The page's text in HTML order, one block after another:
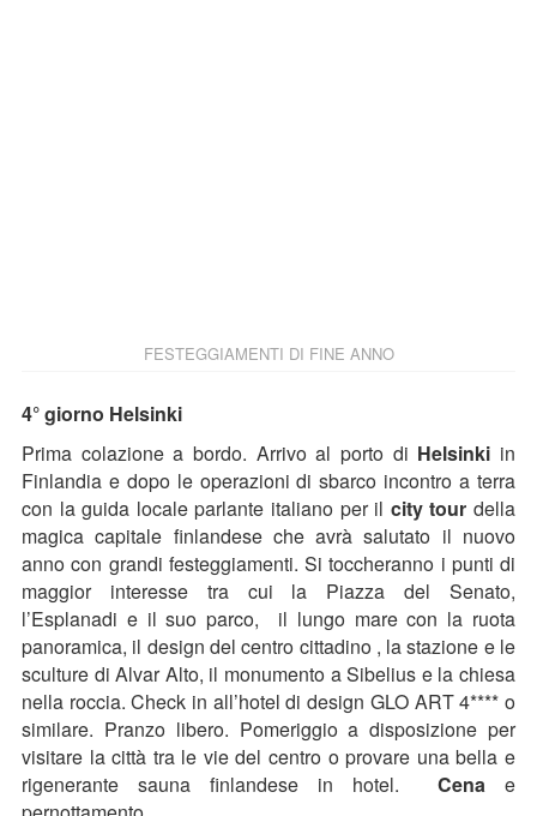
FESTEGGIAMENTI DI FINE ANNO
4° giorno Helsinki
Prima colazione a bordo. Arrivo al porto di Helsinki in
Finlandia e dopo le operazioni di sbarco incontro a terra
con la guida locale parlante italiano per il city tour della
magica capitale finlandese che avrà salutato il nuovo
anno con grandi festeggiamenti. Si toccheranno i punti di
maggior interesse tra cui la Piazza del Senato,
l’Esplanadi e il suo parco, il lungo mare con la ruota
panoramica, il design del centro cittadino , la stazione e le
sculture di Alvar Alto, il monumento a Sibelius e la chiesa
nella roccia. Check in all’hotel di design GLO ART 4**** o
similare. Pranzo libero. Pomeriggio a disposizione per
visitare la città tra le vie del centro o provare una bella e
rigenerante sauna finlandese in hotel. Cena e